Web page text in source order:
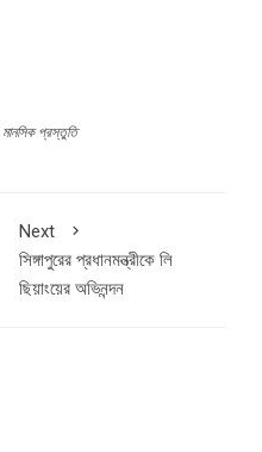
মানসিক প্রস্তুতি
Next
সিঙ্গাপুরের প্রধানমন্ত্রীকে লি
ছিয়াংয়ের অভিনন্দন